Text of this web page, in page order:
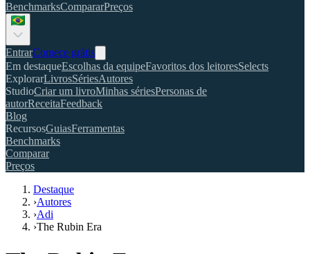
BenchmarksCompararPreços
EntrarComece grátis
Em destaqueEscolhas da equipeFavoritos dos leitoresSelects
ExplorarLivrosSériesAutores
StudioCriar um livroMinhas sériesPersonas de
autorReceitaFeedback
Blog
RecursosGuiasFerramentas
Benchmarks
Comparar
Preços
Destaque
›Autores
›Adi
›The Rubin Era